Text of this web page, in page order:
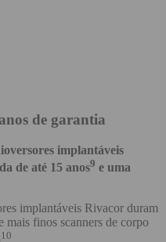
de garantia
implantáveis
de até 15 anos9 e uma
implantáveis Rivacor duram
mais finos scanners de corpo
10